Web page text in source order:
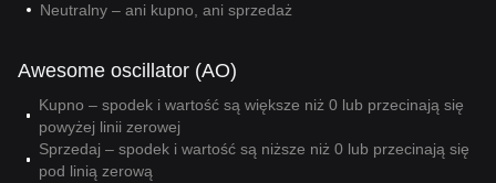
Neutralny – ani kupno, ani sprzedaż
Awesome oscillator (AO)
Kupno – spodek i wartość są większe niż 0 lub przecinają się
powyżej linii zerowej
Sprzedaj – spodek i wartość są niższe niż 0 lub przecinają się
pod linią zerową